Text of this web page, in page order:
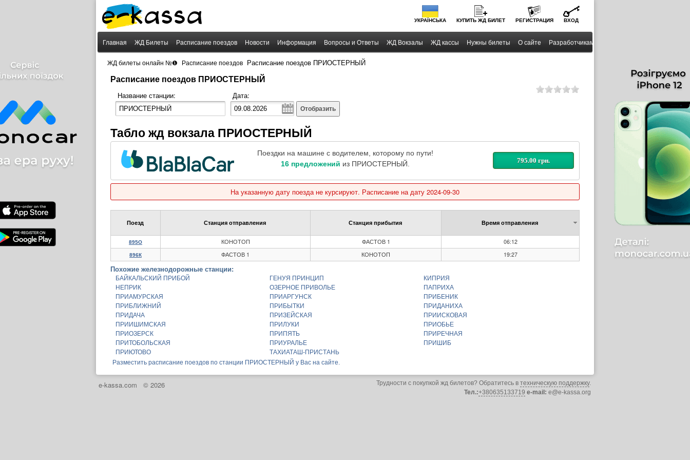
УКРАЇНСЬКА КУПИТЬ ЖД БИЛЕТ РЕГИСТРАЦИЯ ВХОД
Главная ЖД Билеты Расписание поездов Новости Информация Вопросы и Ответы ЖД Вокзалы ЖД кассы Нужны билеты О сайте Разработчикам
ЖД билеты онлайн №❶ Расписание поездов Расписание поездов ПРИОСТЕРНЫЙ
Расписание поездов ПРИОСТЕРНЫЙ
Название станции: Дата:
Отобразить
Табло жд вокзала ПРИОСТЕРНЫЙ
Поездки на машине с водителем, которому по пути!
16 предложений из ПРИОСТЕРНЫЙ. 795.00 грн.
На указанную дату поезда не курсируют. Расписание на дату 2024-09-30
Поезд Станция отправления Станция прибытия Время отправления
895О КОНОТОП ФАСТОВ 1 06:12
896К ФАСТОВ 1 КОНОТОП 19:27
Похожие железнодорожные станции:
БАЙКАЛЬСКИЙ ПРИБОЙ ГЕНУЯ ПРИНЦИП
КИПРИЯ
НЕПРИК
ОЗЕРНОЕ ПРИВОЛЬЕ
ПАПРИХА
ПРИАМУРСКАЯ
ПРИАРГУНСК
ПРИБЕНИК
ПРИБЛИЖНИЙ
ПРИБЫТКИ
ПРИДАНИХА
ПРИДАЧА
ПРИЗЕЙСКАЯ
ПРИИСКОВАЯ
ПРИИШИМСКАЯ
ПРИЛУКИ
ПРИОБЬЕ
ПРИОЗЕРСК
ПРИПЯТЬ
ПРИРЕЧНАЯ
ПРИТОБОЛЬСКАЯ
ПРИУРАЛЬЕ
ПРИШИБ
ПРИЮТОВО
ТАХИАТАШ-ПРИСТАНЬ
Разместить расписание поездов по станции ПРИОСТЕРНЫЙ у Вас на сайте.
e-kassa.com © 2026 Трудности с покупкой жд билетов? Обратитесь в техническую поддержку.
Тел.:+380635133719 e-mail: e@e-kassa.org